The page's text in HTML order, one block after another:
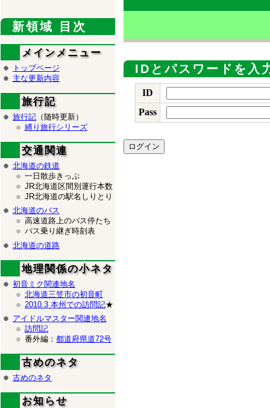
IDとパスワードを入
ID
Pass
新領域 目次
メインメニュー
トップページ
主な更新内容
旅行記
旅行記 （随時更新）
縛り旅行シリーズ
交通関連
北海道の鉄道
一日散歩きっぷ
JR北海道区間別運行本数
JR北海道の駅名しりとり
北海道のバス
高速道路上のバス停たち
バス乗り継ぎ時刻表
北海道の道路
地理関係の小ネタ
初音ミク関連地名
北海道三笠市の初音町
2010.3 本州での訪問記★
アイドルマスター関連地名
訪問記
番外編： 都道府県道72号
古めのネタ
古めのネタ
お知らせ